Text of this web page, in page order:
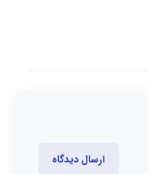
ارسال دیدگاه